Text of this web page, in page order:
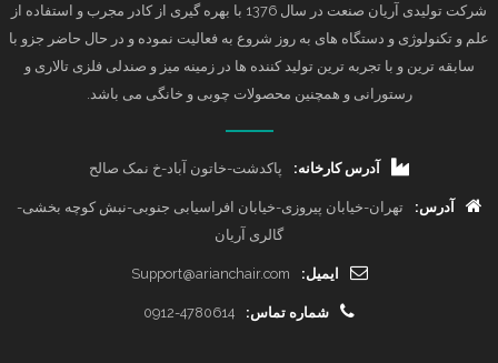
شرکت تولیدی آریان صنعت در سال 1376 با بهره گیری از کادر مجرب و استفاده از
علم و تکنولوژی و دستگاه های به روز شروع به فعالیت نموده و در حال حاضر جزو با
سابقه ترین و با تجربه ترین تولید کننده ها در زمینه میز و صندلی فلزی تالاری و
رستورانی و همچنین محصولات چوبی و خانگی می باشد.
آدرس کارخانه: پاکدشت-خاتون آباد-خ نمک صالح
آدرس:
تهران-خیابان پیروزی-خیابان افراسیابی جنوبی-نبش کوچه بخشی-
گالری آریان
ایمیل: Support@arianchair.com
شماره تماس: 0912-4780614